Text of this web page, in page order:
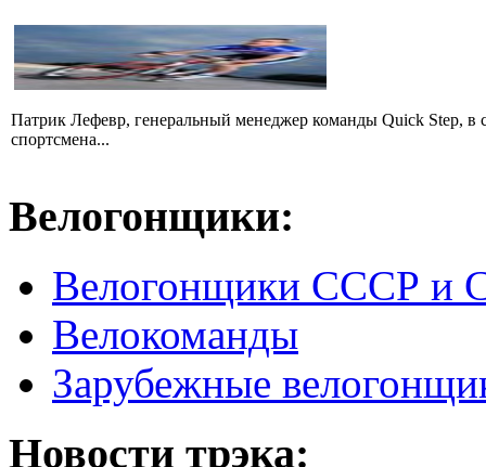
Патрик Лефевр, генеральный менеджер команды Quick Step, в
спортсмена...
Велогонщики:
Велогонщики СССР и
Велокоманды
Зарубежные
Новости трэка: